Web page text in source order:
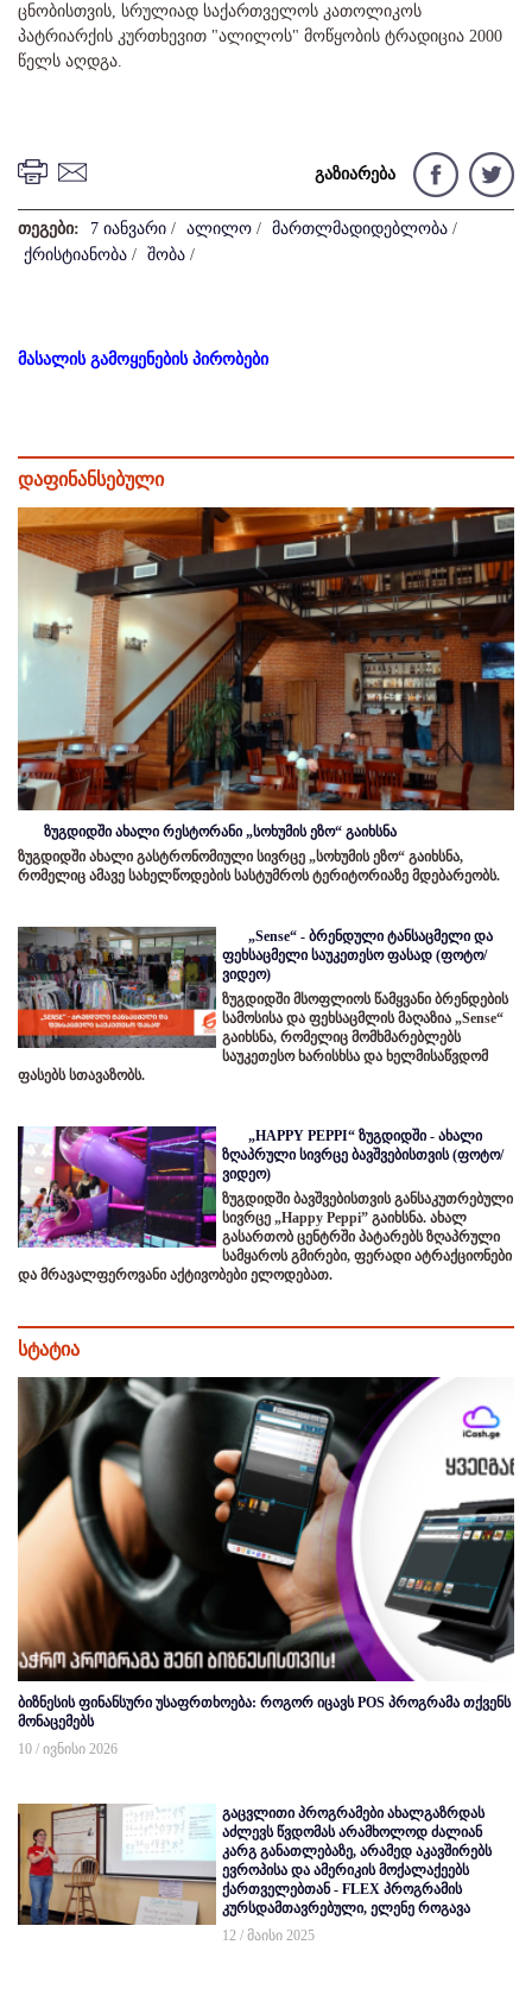
ცნობისთვის, სრულიად საქართველოს კათოლიკოს
პატრიარქის კურთხევით "ალილოს" მოწყობის ტრადიცია 2000
წელს აღდგა.
გაზიარება
თეგები: 7 იანვარი / ალილო / მართლმადიდებლობა /
ქრისტიანობა / შობა /
მასალის გამოყენების პირობები
დაფინანსებული
ზუგდიდში ახალი რესტორანი „სოხუმის ეზო“ გაიხსნა
ზუგდიდში ახალი გასტრონომიული სივრცე „სოხუმის ეზო“ გაიხსნა,
რომელიც ამავე სახელწოდების სასტუმროს ტერიტორიაზე მდებარეობს.
„Sense“ - ბრენდული ტანსაცმელი და
ფეხსაცმელი საუკეთესო ფასად (ფოტო/
ვიდეო)
ზუგდიდში მსოფლიოს წამყვანი ბრენდების
სამოსისა და ფეხსაცმლის მაღაზია „Sense“
გაიხსნა, რომელიც მომხმარებლებს
საუკეთესო ხარისხსა და ხელმისაწვდომ
ფასებს სთავაზობს.
„HAPPY PEPPI“ ზუგდიდში - ახალი
ზღაპრული სივრცე ბავშვებისთვის (ფოტო/
ვიდეო)
ზუგდიდში ბავშვებისთვის განსაკუთრებული
სივრცე „Happy Peppi” გაიხსნა. ახალ
გასართობ ცენტრში პატარებს ზღაპრული
სამყაროს გმირები, ფერადი ატრაქციონები
და მრავალფეროვანი აქტივობები ელოდებათ.
სტატია
ბიზნესის ფინანსური უსაფრთხოება: როგორ იცავს POS პროგრამა თქვენს
მონაცემებს
10 / ივნისი 2026
გაცვლითი პროგრამები ახალგაზრდას
აძლევს წვდომას არამხოლოდ ძალიან
კარგ განათლებაზე, არამედ აკავშირებს
ევროპისა და ამერიკის მოქალაქეებს
ქართველებთან - FLEX პროგრამის
კურსდამთავრებული, ელენე როგავა
12 / მაისი 2025